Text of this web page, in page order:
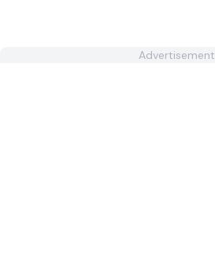
Advertisement